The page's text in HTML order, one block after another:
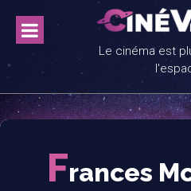
content
Le cinéma est
Frances